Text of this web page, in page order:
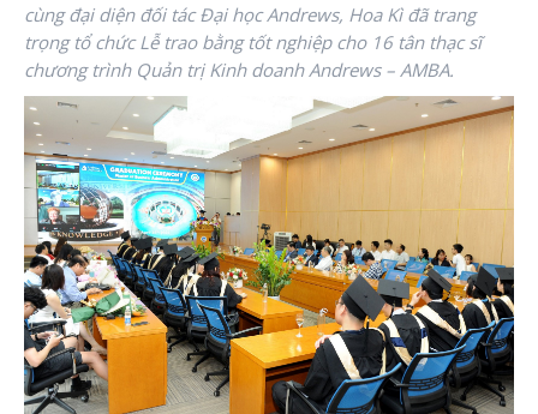
cùng đại diện đối tác Đại học Andrews, Hoa Kì đã trang
trọng tổ chức Lễ trao bằng tốt nghiệp cho 16 tân thạc sĩ
chương trình Quản trị Kinh doanh Andrews – AMBA.